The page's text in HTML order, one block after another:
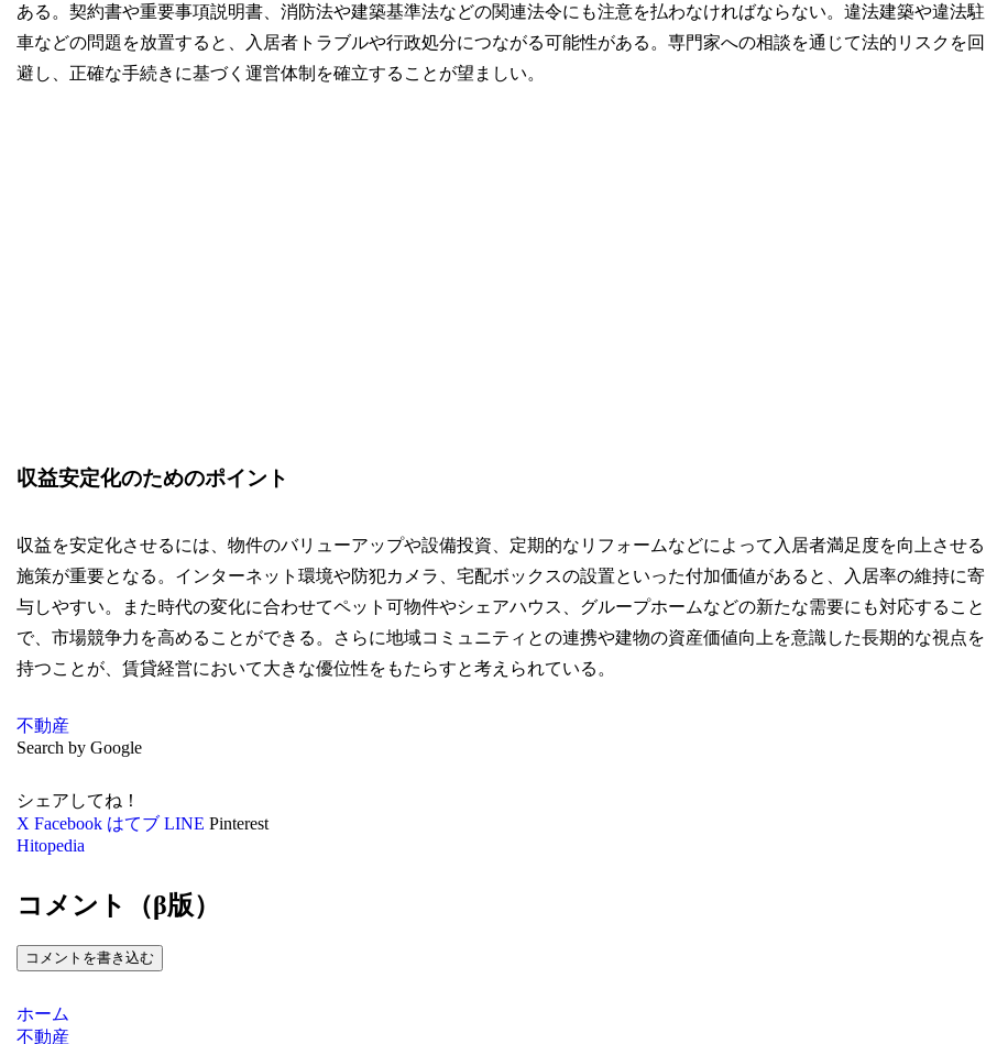
ある。契約書や重要事項説明書、消防法や建築基準法などの関連法令にも注意を払わなければならない。違法建築や違法駐
車などの問題を放置すると、入居者トラブルや行政処分につながる可能性がある。専門家への相談を通じて法的リスクを回
避し、正確な手続きに基づく運営体制を確立することが望ましい。
収益安定化のためのポイント
収益を安定化させるには、物件のバリューアップや設備投資、定期的なリフォームなどによって入居者満足度を向上させる
施策が重要となる。インターネット環境や防犯カメラ、宅配ボックスの設置といった付加価値があると、入居率の維持に寄
与しやすい。また時代の変化に合わせてペット可物件やシェアハウス、グループホームなどの新たな需要にも対応すること
で、市場競争力を高めることができる。さらに地域コミュニティとの連携や建物の資産価値向上を意識した長期的な視点を
持つことが、賃貸経営において大きな優位性をもたらすと考えられている。
不動産
Search by Google
シェアしてね！
X Facebook はてブ LINE Pinterest
Hitopedia
コメント（β版）
コメントを書き込む
ホーム
不動産